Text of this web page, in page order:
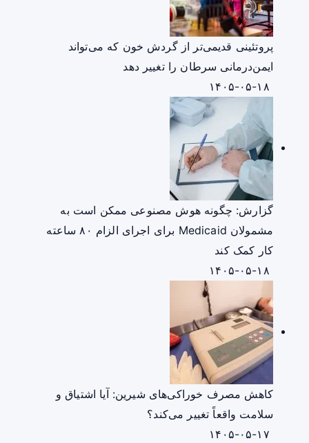
پروتئینی قدیمی‌تر از گردش خون که می‌تواند
ایمن‌درمانی سرطان را تغییر دهد
گزارش: چگونه هوش مصنوعی ممکن است به
مشمولان Medicaid برای اجرای الزام ۸۰ ساعته
کار کمک کند
کاهش مصرف خوراکی‌های شیرین: آیا اشتیاق و
سلامت واقعاً تغییر می‌کند؟